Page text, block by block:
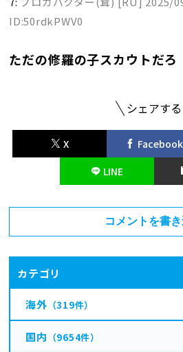
ID:50rdkPWV0
ただの修羅の子スカウトだろ
シェアする
X Facebook
LINE
コメントを書
カテゴリ
海外 （319件）
国内 （9654件）